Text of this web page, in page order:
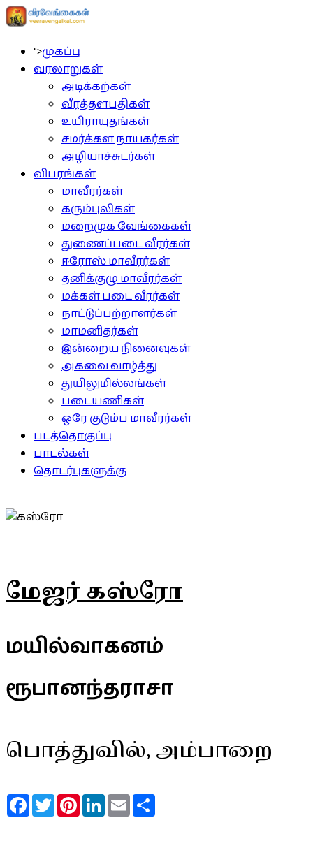
">முகப்பு
வரலாறுகள்
அடிக்கற்கள்
வீரத்தளபதிகள்
உயிராயுதங்கள்
சமர்க்கள நாயகர்கள்
அழியாச்சுடர்கள்
விபரங்கள்
மாவீரர்கள்
கரும்புலிகள்
மறைமுக வேங்கைகள்
துணைப்படை வீரர்கள்
ஈரோஸ் மாவீரர்கள்
தனிக்குழு மாவீரர்கள்
மக்கள் படை வீரர்கள்
நாட்டுப்பற்றாளர்கள்
மாமனிதர்கள்
இன்றைய நினைவுகள்
அகவை வாழ்த்து
துயிலுமில்லங்கள்
படையணிகள்
ஒரே குடும்ப மாவீரர்கள்
படத்தொகுப்பு
பாடல்கள்
தொடர்புகளுக்கு
மேஜர் கஸ்ரோ
மயில்வாகனம்
ரூபானந்தராசா
பொத்துவில், அம்பாறை
FacebookTwitterPinterestLinkedInEmail